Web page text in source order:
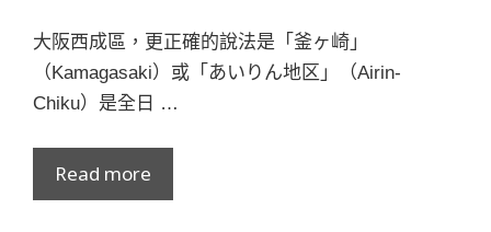
大阪西成區，更正確的說法是「釜ヶ崎」
（Kamagasaki）或「あいりん地区」（Airin-
Chiku）是全日 …
Read more